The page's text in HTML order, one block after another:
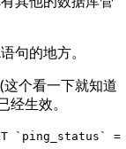
句的地方。
个看一下就知道
经生效。
SET